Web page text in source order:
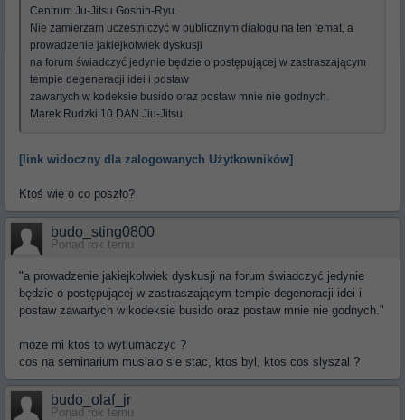
Centrum Ju-Jitsu Goshin-Ryu.
Nie zamierzam uczestniczyć w publicznym dialogu na ten temat, a
prowadzenie jakiejkolwiek dyskusji
na forum świadczyć jedynie będzie o postępującej w zastraszającym
tempie degeneracji idei i postaw
zawartych w kodeksie busido oraz postaw mnie nie godnych.
Marek Rudzki 10 DAN Jiu-Jitsu
[link widoczny dla zalogowanych Użytkowników]
Ktoś wie o co poszło?
budo_sting0800
Ponad rok temu
"a prowadzenie jakiejkolwiek dyskusji na forum świadczyć jedynie
będzie o postępującej w zastraszającym tempie degeneracji idei i
postaw zawartych w kodeksie busido oraz postaw mnie nie godnych."
moze mi ktos to wytlumaczyc ?
cos na seminarium musialo sie stac, ktos byl, ktos cos slyszal ?
budo_olaf_jr
Ponad rok temu